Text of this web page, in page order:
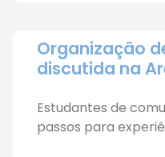
Organização
discutida na
Estudantes de
passos para